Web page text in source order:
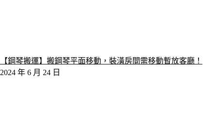
【鋼琴搬運】搬鋼琴平面移動，裝潢房間需移動暫放客廳！
2024 年 6 月 24 日